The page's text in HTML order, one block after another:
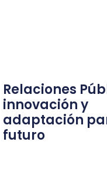
Relaciones
innovación y
adaptación
futuro